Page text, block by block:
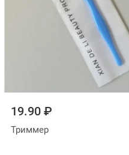
19.90 ₽
Триммер